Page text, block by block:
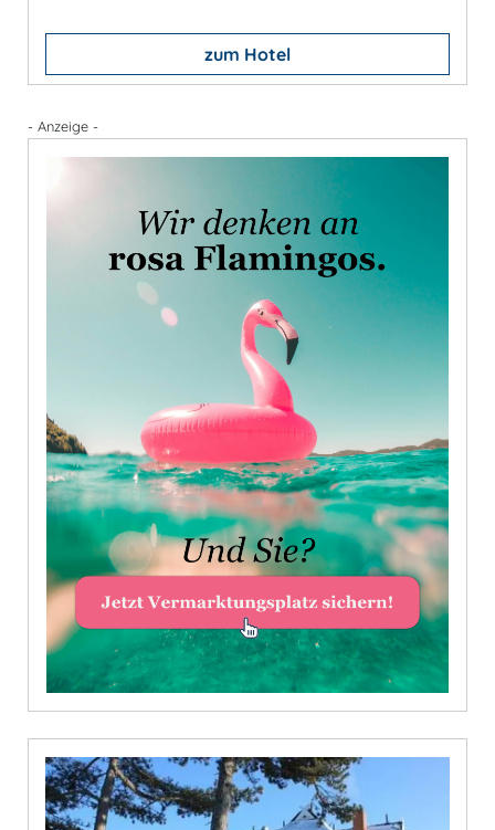
zum Hotel
- Anzeige -